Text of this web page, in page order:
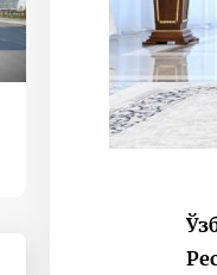
‘Орталық Азия
Қытай’ бірінші